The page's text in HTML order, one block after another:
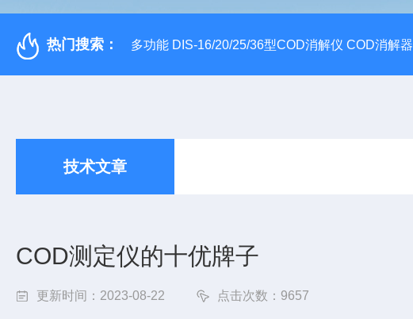
热门搜索： 多功能 DIS-16/20/25/36型COD消解仪 COD消解器
技术文章
COD测定仪的十优牌子
更新时间：2023-08-22 点击次数：9657